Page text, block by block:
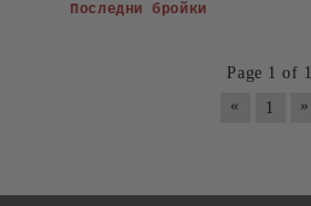
Последни бройки
Page 1 of 1
«
1 »